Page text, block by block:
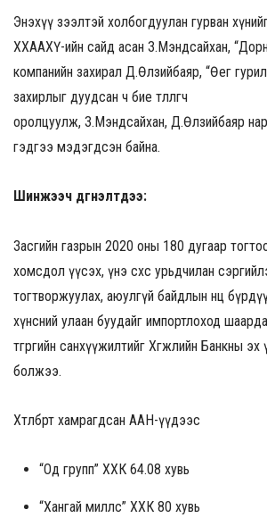
Энэхүү зээлтэй холбогдуулан гурван
ХХААХҮ-ийн сайд асан З.Мэндсайхан,
компанийн захирал Д.Өлзийбаяр, “Өег
захирлыг дуудсан ч бие төлөөлөгчөө
оролцуулж, З.Мэндсайхан, Д.Өлзийбаяр
гэдгээ мэдэгдсэн байна.
Шинжээч дүгнэлтдээ:
Засгийн газрын 2020 оны 180 дугаар
хомсдол үүсэх, үнэ өсөхөөс урьдчилан
тогтворжуулах, аюулгүй байдлын нөөц
хүнсний улаан буудайг импортлоход
төгрөгийн санхүүжилтийг Хөгжлийн Банкны
болжээ.
Хөтөлбөрт хамрагдсан ААН-үүдээс
“Од групп” ХХК 64.08 хувь
“Хангай миллс” ХХК 80 хувь